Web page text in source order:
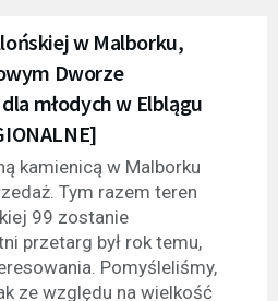
w Malborku,
Dworze
młodych w Elblągu
kamienicą w Malborku
Tym razem teren
99 zostanie
przetarg był rok temu,
Pomyśleliśmy,
ze względu na wielkość